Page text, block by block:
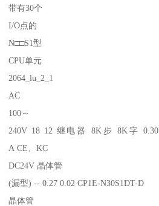
带有30个
I/O点的
N□□S1型
CPU单元
2064_lu_2_1
AC
100～
240V 18 12 继电器 8K步 8K字 0.30
A CE、KC
DC24V 晶体管
(漏型) -- 0.27 0.02 CP1E-N30S1DT-D
晶体管